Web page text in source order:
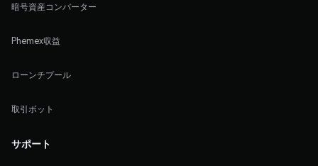
暗号資産コンバーター
Phemex収益
ローンチプール
取引ボット
サポート